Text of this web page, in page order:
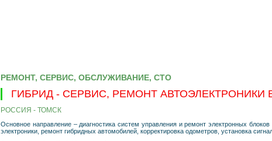
РЕМОНТ, СЕРВИС, ОБСЛУЖИВАНИЕ, СТО
ГИБРИД - СЕРВИС, РЕМОНТ АВТОЭЛЕКТРОНИКИ
РОССИЯ - ТОМСК
Основное направление – диагностика систем управления и ремонт электронных
электроники, ремонт гибридных автомобилей, корректировка одометров, установка